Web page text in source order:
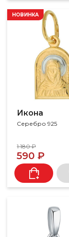
Икона
Серебро 925
НОВИНКА
1 180 ₽
590 ₽